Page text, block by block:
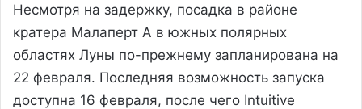
Несмотря на задержку, посадка в районе
кратера Малаперт А в южных полярных
областях Луны по-прежнему запланирована на
22 февраля. Последняя возможность запуска
доступна 16 февраля, после чего Intuitive